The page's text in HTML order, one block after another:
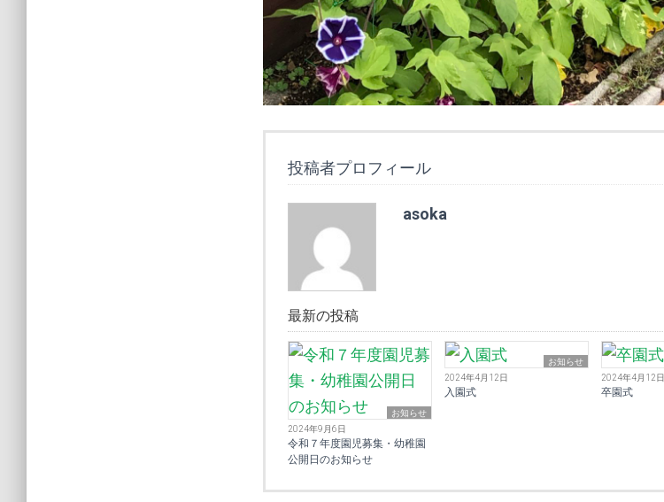
投稿者プロフィール
asoka
最新の投稿
お知らせ
2024年9月6日
令和７年度園児募集・幼稚園
公開日のお知らせ
お知らせ
2024年4月12日
入園式
2024年4月12日
卒園式